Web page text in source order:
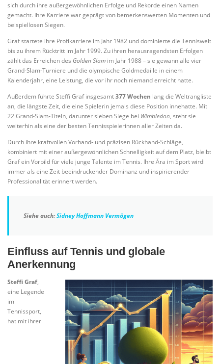
sich durch ihre außergewöhnlichen Erfolge und Rekorde einen Namen
gemacht. Ihre Karriere war geprägt von bemerkenswerten Momenten und
beispiellosen Siegen.
Graf startete ihre Profikarriere im Jahr 1982 und dominierte die Tenniswelt
bis zu ihrem Rücktritt im Jahr 1999. Zu ihren herausragendsten Erfolgen
zählt das Erreichen des Golden Slam im Jahr 1988 – sie gewann alle vier
Grand-Slam-Turniere und die olympische Goldmedaille in einem
Kalenderjahr, eine Leistung, die vor ihr noch niemand erreicht hatte.
Außerdem führte Steffi Graf insgesamt377 Wochen lang die Weltrangliste
an, die längste Zeit, die eine Spielerin jemals diese Position innehatte. Mit
22 Grand-Slam-Titeln, darunter sieben Siege bei Wimbledon, steht sie
weiterhin als eine der besten Tennisspielerinnen aller Zeiten da.
Durch ihre kraftvollen Vorhand- und präzisen Rückhand-Schläge,
kombiniert mit einer außergewöhnlichen Schnelligkeit auf dem Platz, bleibt
Graf ein Vorbild für viele junge Talente im Tennis. Ihre Ära im Sport wird
immer als eine Zeit beeindruckender Dominanz und inspirierender
Professionalität erinnert werden.
Siehe auch:Sidney Hoffmann Vermögen
Einfluss auf Tennis und globale
Anerkennung
Steffi Graf,
eine Legende
im
Tennissport,
hat mit ihrer